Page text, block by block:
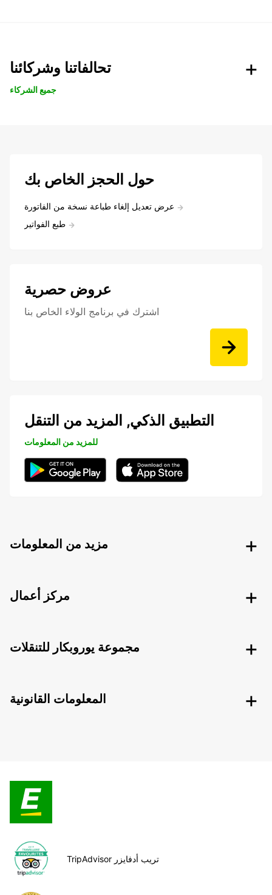
تحالفاتنا وشركائنا
جميع الشركاء
حول الحجز الخاص بك
عرض تعديل إلغاء طباعة نسخة من الفاتورة
طبع الفواتير
عروض حصرية
اشترك في برنامج الولاء الخاص بنا
التطبيق الذكي, المزيد من التنقل
للمزيد من المعلومات
مزيد من المعلومات
مركز أعمال
مجموعة يوروبكار للتنقلات
المعلومات القانونية
TripAdvisor تريب أدفايزر